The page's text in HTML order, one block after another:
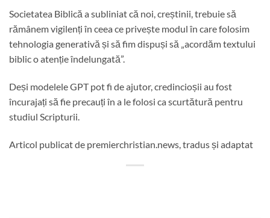
Societatea Biblică a subliniat că noi, creștinii, trebuie să
rămânem vigilenți în ceea ce privește modul în care folosim
tehnologia generativă și să fim dispuși să „acordăm textului
biblic o atenție îndelungată”.
Deși modelele GPT pot fi de ajutor, credincioșii au fost
încurajați să fie precauți în a le folosi ca scurtătură pentru
studiul Scripturii.
Articol publicat de premierchristian.news, tradus și adaptat